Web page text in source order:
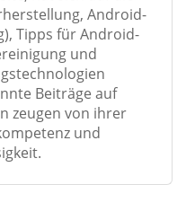
Android-
Tipps für Android-
und
Beiträge auf
zeugen von ihrer
und